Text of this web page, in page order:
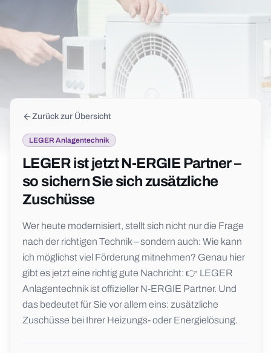
Zurück zur Übersicht
LEGER Anlagentechnik
LEGER ist jetzt N-ERGIE Partner –
so sichern Sie sich zusätzliche
Zuschüsse
Wer heute modernisiert, stellt sich nicht nur die Frage
nach der richtigen Technik – sondern auch: Wie kann
ich möglichst viel Förderung mitnehmen? Genau hier
gibt es jetzt eine richtig gute Nachricht: 👉 LEGER
Anlagentechnik ist offizieller N-ERGIE Partner. Und
das bedeutet für Sie vor allem eins: zusätzliche
Zuschüsse bei Ihrer Heizungs- oder Energielösung.